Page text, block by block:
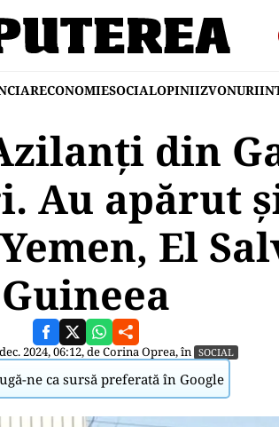
ECONOMIESOCIALOPINIIZVONURI
din
Au apărut
El
Guineea
2024, 06:12, deCorina Oprea, în SOCIAL
ne ca sursă preferată în Google